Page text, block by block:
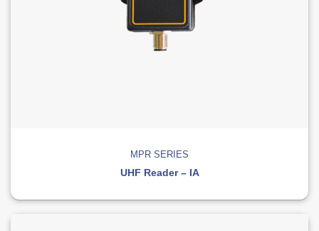
MPR SERIES
UHF Reader – IA